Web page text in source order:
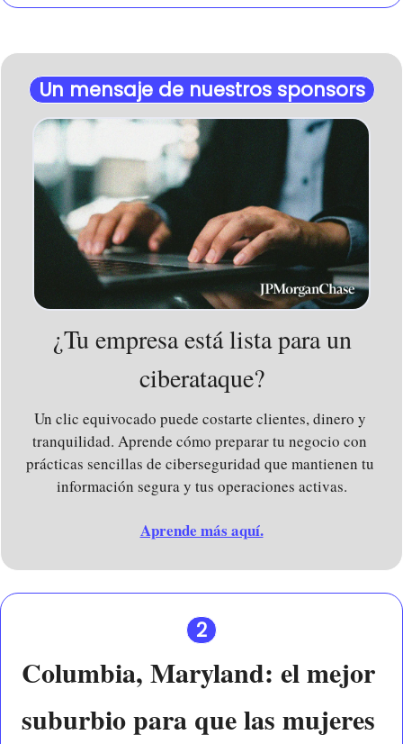
Un mensaje de nuestros sponsors
¿Tu empresa está lista para un
ciberataque?
Un clic equivocado puede costarte clientes, dinero y
tranquilidad. Aprende cómo preparar tu negocio con
prácticas sencillas de ciberseguridad que mantienen tu
información segura y tus operaciones activas.
Aprende más aquí.
2
Columbia, Maryland: el mejor
suburbio para que las mujeres